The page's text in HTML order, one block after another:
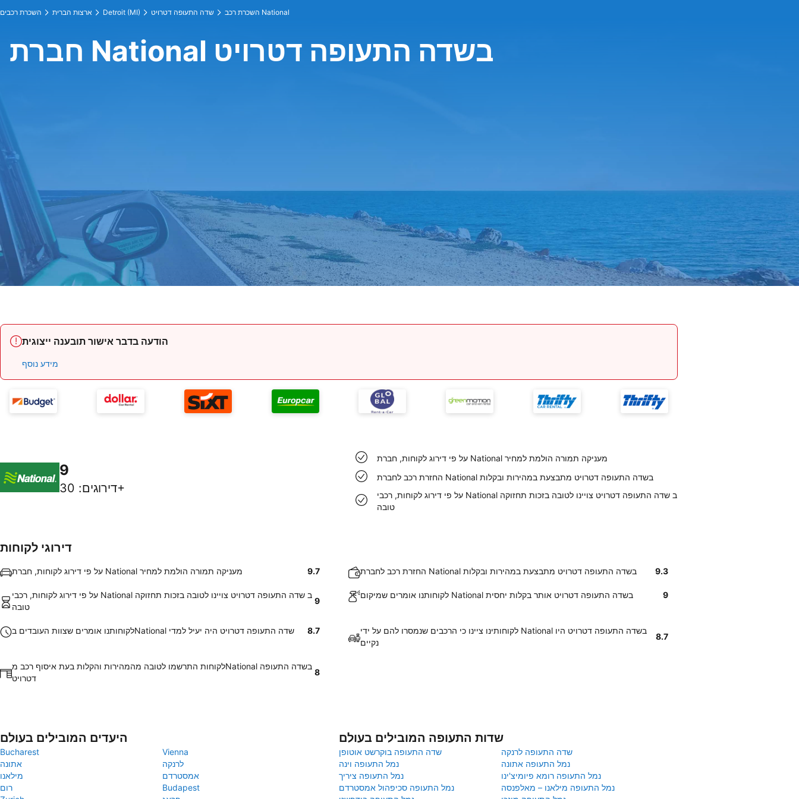
השכרת רכבים ארצות הברית Detroit (MI) שדה התעופה דטרויט השכרת רכב National
חברת National בשדה התעופה דטרויט
הודעה בדבר אישור תובענה ייצוגית
מידע נוסף
9
דירוגים: 30+
על פי דירוג לקוחות, חברת National מעניקה תמורה הולמת למחיר
החזרת רכב לחברת National בשדה התעופה דטרויט מתבצעת במהירות ובקלות
על פי דירוג לקוחות, רכבי National ב שדה התעופה דטרויט צויינו לטובה בזכות תחזוקה
טובה
דירוגי לקוחות
על פי דירוג לקוחות, חברת National מעניקה תמורה הולמת למחיר 9.7 החזרת רכב לחברת National בשדה התעופה דטרויט מתבצעת במהירות ובקלות 9.3
על פי דירוג לקוחות, רכבי National ב שדה התעופה דטרויט צויינו לטובה בזכות תחזוקה
טובה
9
לקוחותנו אומרים שמיקום National בשדה התעופה דטרויט אותר בקלות יחסית 9
לקוחותנו אומרים שצוות העובדים בNational שדה התעופה דטרויט היה יעיל למדי 8.7
לקוחותינו ציינו כי הרכבים שנמסרו להם על ידי National בשדה התעופה דטרויט היו
נקיים
8.7
לקוחות התרשמו לטובה מהמהירות והקלות בעת איסוף רכב מNational בשדה התעופה
דטרויט
8
היעדים המובילים בעולם
Bucharest
Vienna
אתונה
לרנקה
מילאנו
אמסטרדם
רום
Budapest
שדות התעופה המובילים בעולם
שדה התעופה בוקרשט אוטופן
שדה התעופה לרנקה
נמל התעופה וינה
נמל התעופה אתונה
נמל התעופה ציריך
נמל התעופה רומא פיומיצ'ינו
נמל התעופה סכיפהול אמסטרדם
נמל התעופה מילאנו – מאלפנסה